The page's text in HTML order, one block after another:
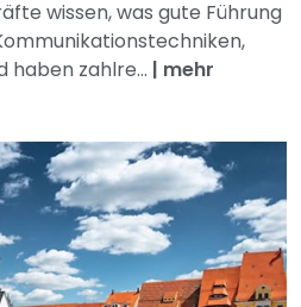
wissen, was gute Führung
haben zahlre... | mehr